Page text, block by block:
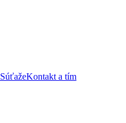
SúťažeKontakt a tím